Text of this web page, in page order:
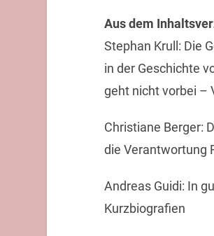
Aus dem
Stephan Krull: Die
in der Geschichte
geht nicht vorbei –
Christiane Berger:
die Verantwortung
Andreas Guidi: In
Kurzbiografien